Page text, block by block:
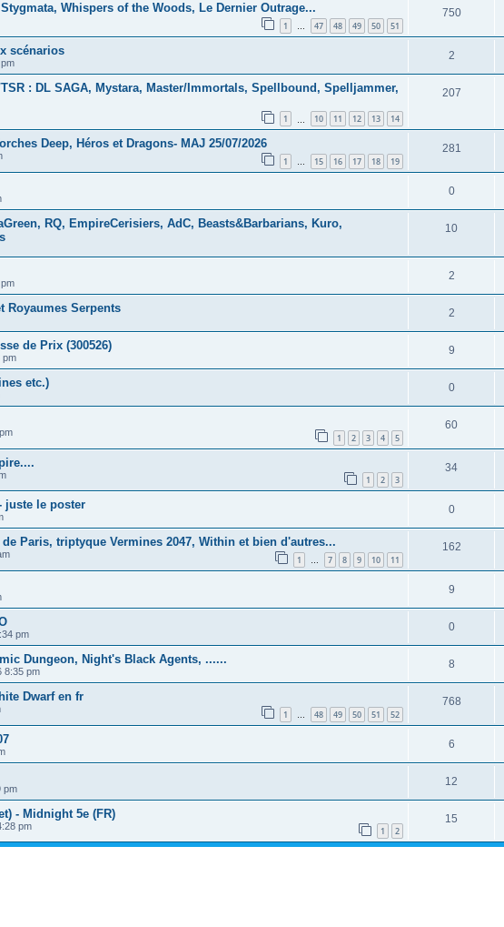
Whispers of the Woods, Le Dernier Outrage...
1 … 47 48 49 50 51
750
scénarios 2
: DL SAGA, Mystara, Master/Immortals, Spellbound, Spelljammer,
1 10 11 12 13 14
207
Deep, Héros et Dragons- MAJ 25/07/2026
1 … 15 16 17 18 19
281
0
RQ, EmpireCerisiers, AdC, Beasts&Barbarians, Kuro,
10
2
Royaumes Serpents 2
de Prix (300526)
pm
9
etc.) 0
1 2 3 4 5
60
1 2 3
34
juste le poster 0
de Paris, triptyque Vermines 2047, Within et bien d'autres...
1 … 7 8 9 10 11
162
9
pm
0
Dungeon, Night's Black Agents, ......
8:35 pm
8
Dwarf en fr
1 48 49 50 51 52
768
6
pm
12
- Midnight 5e (FR)
pm 1 2
15